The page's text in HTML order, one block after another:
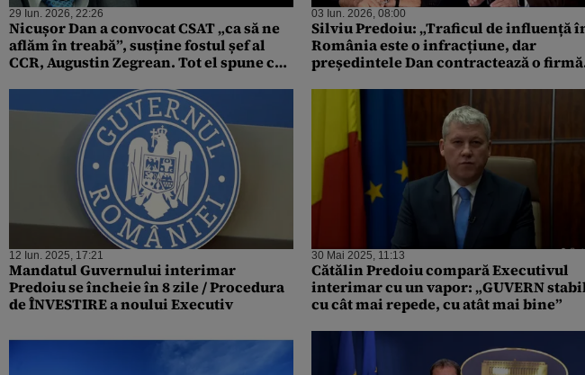
29 Iun. 2026, 22:26
Nicușor Dan a convocat CSAT „ca să ne
aflăm în treabă”, susține fostul șef al
CCR, Augustin Zegrean. Tot el spune că
03 Iun. 2026, 08:00
Silviu Predoiu: „Traficul de influență
România este o infracțiune, dar
președintele Dan contractează o firmă
12 Iun. 2025, 17:21
Mandatul Guvernului interimar
Predoiu se încheie în 8 zile / Procedura
de ÎNVESTIRE a noului Executiv
30 Mai 2025, 11:13
Cătălin Predoiu compară Executivul
interimar cu un vapor: „GUVERN
cu cât mai repede, cu atât mai bine”